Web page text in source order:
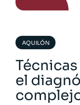
AQUILÓN
el